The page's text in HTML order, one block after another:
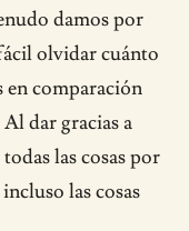
damos por
olvidar cuánto
en comparación
dar gracias a
las cosas por
las cosas